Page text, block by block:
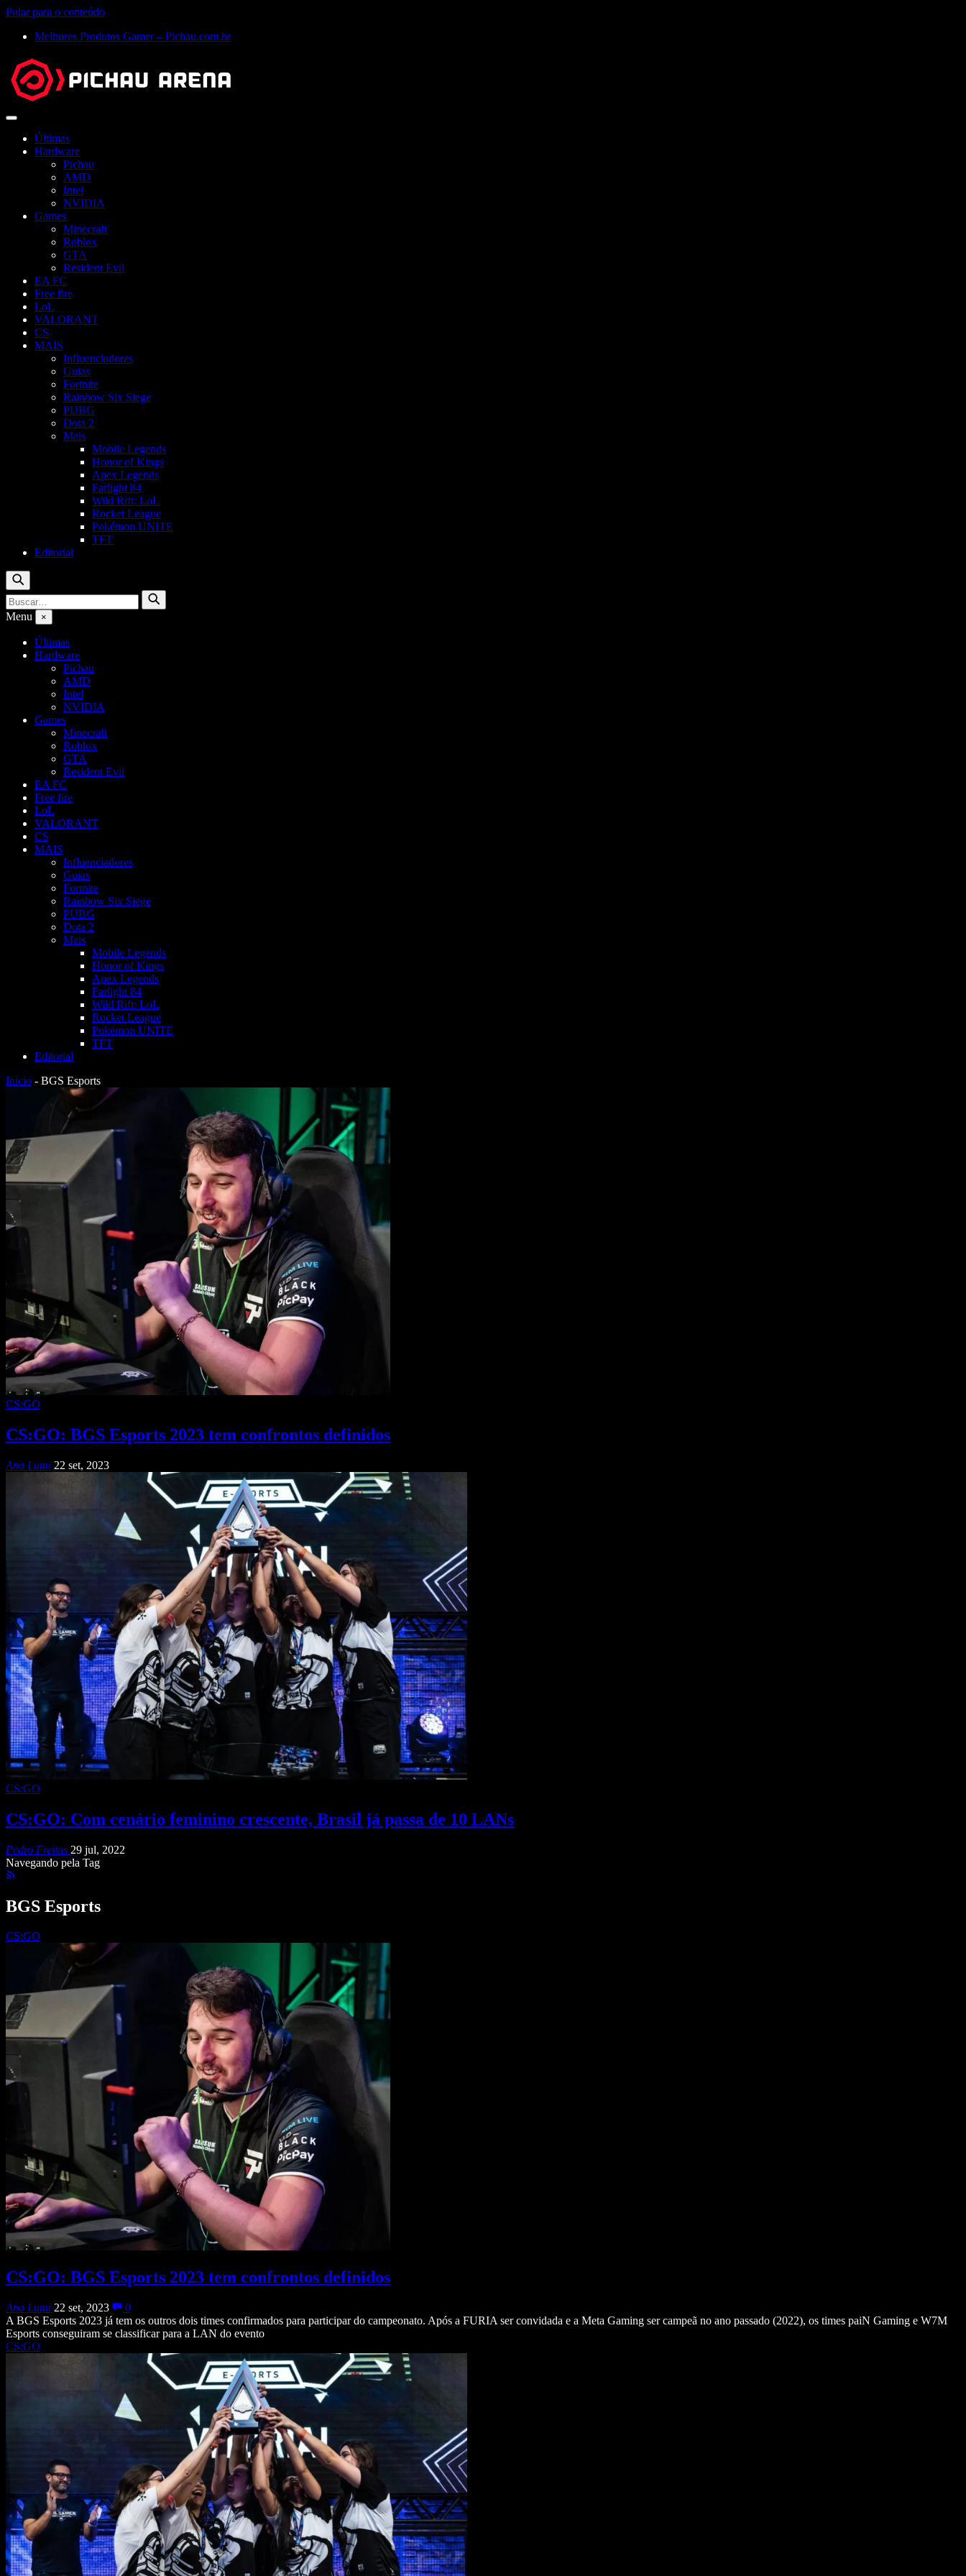
Pular para o conteúdo
Melhores Produtos Gamer – Pichau.com.br
Abrir
Últimas
Hardware
Pichau
AMD
Intel
NVIDIA
Games
Minecraft
Roblox
GTA
Resident Evil
EA FC
Free fire
LoL
VALORANT
CS
MAIS
Influenciadores
Guias
Fortnite
Rainbow Six Siege
PUBG
Dota 2
Mais
Mobile Legends
Honor of Kings
Apex Legends
Farlight 84
Wild Rift: LoL
Rocket League
Pokémon UNITE
TFT
Editorial
Buscar
Buscar
por:
Buscar
Menu ×
Últimas
Hardware
Pichau
AMD
Intel
NVIDIA
Games
Minecraft
Roblox
GTA
Resident Evil
EA FC
Free fire
LoL
VALORANT
CS
MAIS
Influenciadores
Guias
Fortnite
Rainbow Six Siege
PUBG
Dota 2
Mais
Mobile Legends
Honor of Kings
Apex Legends
Farlight 84
Wild Rift: LoL
Rocket League
Pokémon UNITE
TFT
Editorial
Início - BGS Esports
CS:GO
CS:GO: BGS Esports 2023 tem confrontos definidos
Ana Lumi 22 set, 2023
CS:GO
CS:GO: Com cenário feminino crescente, Brasil já passa de 10 LANs
Pedro Freitas 29 jul, 2022
Navegando pela Tag
BGS Esports
CS:GO
CS:GO: BGS Esports 2023 tem confrontos definidos
Ana Lumi 22 set, 2023
0
A BGS Esports 2023 já tem os outros dois times confirmados para participar do campeonato. Após a FURIA ser convidada e a Meta Gaming ser campeã no ano passado (2022), os times paiN Gaming e W7M
Esports conseguiram se classificar para a LAN do evento
CS:GO